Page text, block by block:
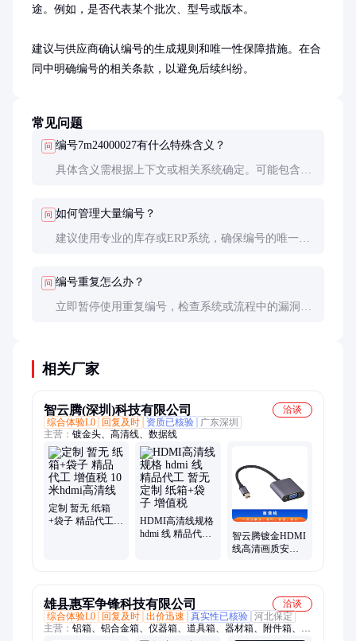
途。例如，是否代表某个批次、型号或版本。
建议与供应商确认编号的生成规则和唯一性保障措施。在合
同中明确编号的相关条款，以避免后续纠纷。
常见问题
问 编号7m24000027有什么特殊含义？
具体含义需根据上下文或相关系统确定。可能包含分
问 如何管理大量编号？
建议使用专业的库存或ERP系统，确保编号的唯一性
问 编号重复怎么办？
立即暂停使用重复编号，检查系统或流程中的漏洞。
相关厂家
智云腾(深圳)科技有限公司
洽谈
综合体验L0
回复及时 资质已核验
广东深圳
主营： 镀金头、高清线、数据线
定制 暂无 纸箱
+袋子 精品代工
HDMI高清线规格
hdmi 线 精品代工
智云腾镀金HDMI
线高清画质安全
雄县惠军争锋科技有限公司
洽谈
综合体验L0
回复及时 出价迅速 真实性已核验 河北保定
主营： 铝箱、铝合金箱、仪器箱、道具箱、器材箱、附件箱、收